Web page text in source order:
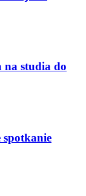
na studia do
spotkanie